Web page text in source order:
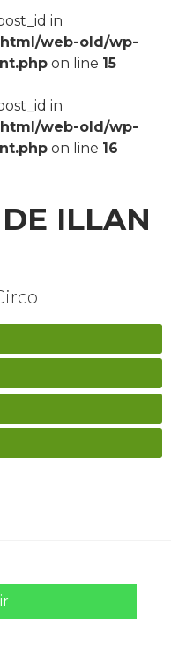
in
web-old/wp-
on line 15
in
web-old/wp-
on line 16
ILLAN